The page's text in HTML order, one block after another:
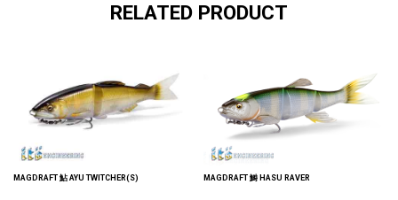
RELATED PRODUCT
MAGDRAFT 鮎 AYU TWITCHER(S) MAGDRAFT 鰣 HASU RAVER